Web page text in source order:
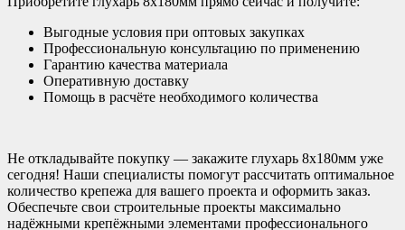
Выгодные условия при оптовых закупках
Профессиональную консультацию по применению
Гарантию качества материала
Оперативную доставку
Помощь в расчёте необходимого количества
Не откладывайте покупку — закажите глухарь 8х180мм уже
сегодня! Наши специалисты помогут рассчитать оптимальное
количество крепежа для вашего проекта и оформить заказ.
Обеспечьте свои строительные проекты максимально
надёжными крепёжными элементами профессионального